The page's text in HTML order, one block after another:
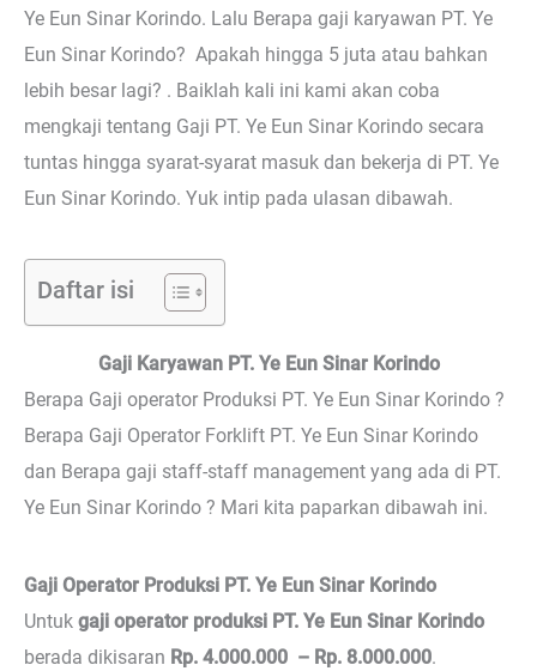
Ye Eun Sinar Korindo. Lalu Berapa gaji karyawan PT. Ye
Eun Sinar Korindo? Apakah hingga 5 juta atau bahkan
lebih besar lagi? . Baiklah kali ini kami akan coba
mengkaji tentang Gaji PT. Ye Eun Sinar Korindo secara
tuntas hingga syarat-syarat masuk dan bekerja di PT. Ye
Eun Sinar Korindo. Yuk intip pada ulasan dibawah.
Daftar isi
Gaji Karyawan PT. Ye Eun Sinar Korindo
Berapa Gaji operator Produksi PT. Ye Eun Sinar Korindo ?
Berapa Gaji Operator Forklift PT. Ye Eun Sinar Korindo
dan Berapa gaji staff-staff management yang ada di PT.
Ye Eun Sinar Korindo ? Mari kita paparkan dibawah ini.
Gaji Operator Produksi PT. Ye Eun Sinar Korindo
Untuk gaji operator produksi PT. Ye Eun Sinar Korindo
berada dikisaran Rp. 4.000.000 – Rp. 8.000.000.